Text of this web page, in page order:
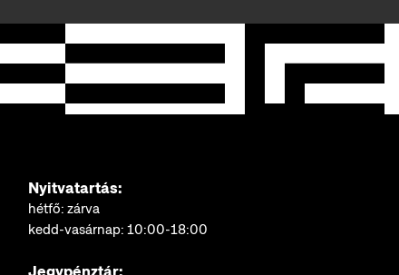
Nyitvatartás:
hétfő: zárva
kedd-vasárnap: 10:00-18:00